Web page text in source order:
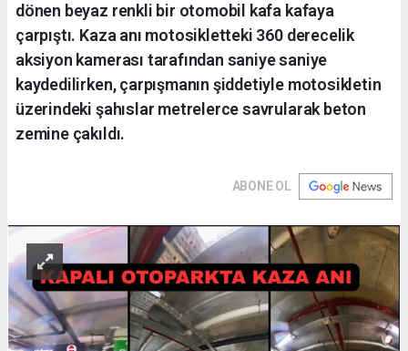
dönen beyaz renkli bir otomobil kafa kafaya
çarpıştı. Kaza anı motosikletteki 360 derecelik
aksiyon kamerası tarafından saniye saniye
kaydedilirken, çarpışmanın şiddetiyle motosikletin
üzerindeki şahıslar metrelerce savrularak beton
zemine çakıldı.
ABONE OL